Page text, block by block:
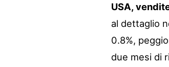
USA,
al dettaglio
0.8%,
due mesi di